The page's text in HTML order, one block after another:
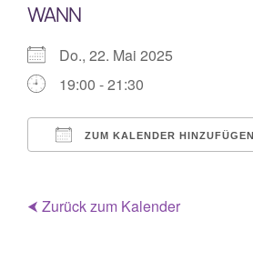
WANN
Do., 22. Mai 2025
19:00 - 21:30
ZUM KALENDER HINZUFÜGEN
⮜ Zurück zum Kalender